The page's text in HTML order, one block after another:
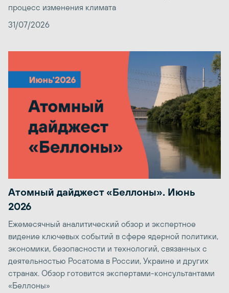
процесс изменения климата
31/07/2026
Атомный дайджест «Беллоны». Июнь
2026
Ежемесячный аналитический обзор и экспертное
видение ключевых событий в сфере ядерной политики,
экономики, безопасности и технологий, связанных с
деятельностью Росатома в России, Украине и других
странах. Обзор готовится экспертами-консультантами
«Беллоны»